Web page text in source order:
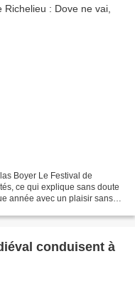
Boyer Le Festival de
ce qui explique sans doute
année avec un plaisir sans
conduisent à